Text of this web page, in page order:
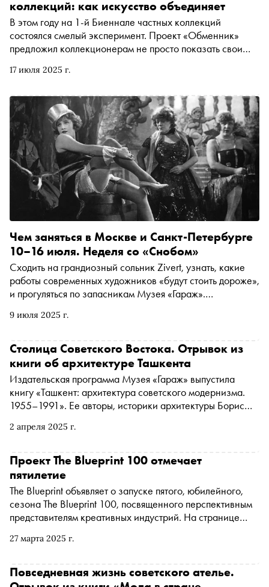
17 июля 2025 г.
коллекций: как искусство объединяет
В этом году на 1-й Биеннале частных коллекций
состоялся смелый эксперимент. Проект «Обменник»
предложил коллекционерам не просто показать свои
нужен искусству и тем, кто его собирает, — в материале
9 июля 2025 г.
Чем заняться в Москве и Санкт-Петербурге
10–16 июля. Неделя со «Снобом»
Сходить на грандиозный сольник Zivert, узнать, какие
работы современных художников «будут стоить дороже»,
и прогуляться по запасникам Музея «Гараж».
ближайшей неделе
2 апреля 2025 г.
Столица Советского Востока. Отрывок из
книги об архитектуре Ташкента
Издательская программа Музея «Гараж» выпустила
книгу «Ташкент: архитектура советского модернизма.
1955–1991». Ее авторы, историки архитектуры Борис
мегаполисе СССР строились масштабные
городской архитектуры Ташкента, который власти
мыслили «столицей Советского Востока». «Сноб»
публикует отрывок
27 марта 2025 г.
Проект The Blueprint 100 отмечает
пятилетие
The Blueprint объявляет о запуске пятого, юбилейного,
сезона The Blueprint 100, посвященного перспективным
представителям креативных индустрий. На странице
профессионалов в 13 номинациях: «Модная индустрия»,
«Кино», «Танец», «Литература», «Современное
искусство», «На подиуме», «Фотография», «Индустрия
Повседневная жизнь советского ателье.